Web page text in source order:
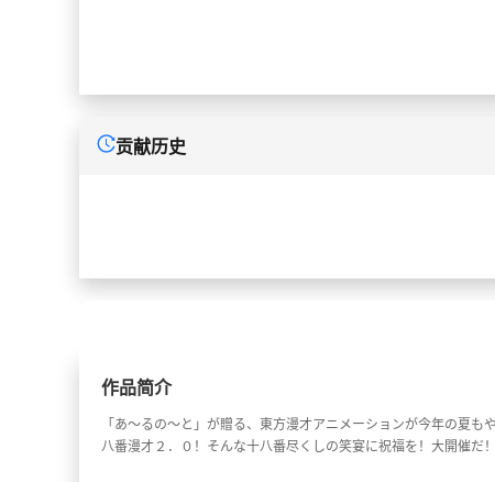
贡献历史
作品简介
「あ～るの～と」が贈る、東方漫才アニメーションが今年の夏
八番漫才２．０！そんな十八番尽くしの笑宴に祝福を！大開催だ